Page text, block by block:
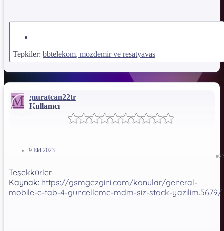
Tepkiler: bbtelekom, mozdemirve resatyavas
M
muratcan22tr
Kullanıcı
9 Eki 2023
Teşekkürler
Kaynak: https://gsmgezgini.com/konular/general-
mobile-e-tab-4-guncelleme-mdm-siz-stock-yazilim.5679/